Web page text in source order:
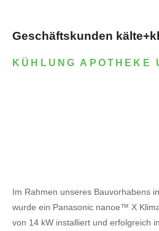
Geschäftskunden
KÜHLUNG APOTHEKE
Im Rahmen unseres Bauvorhabens
wurde ein Panasonic nanoe™ X
von 14 kW installiert und erfolgreich